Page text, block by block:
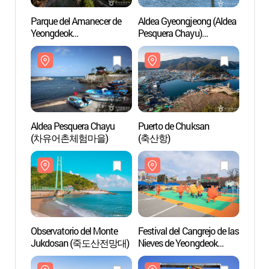
Parque del Amanecer de
Yeongdeok
(영덕해맞이공원)
Aldea Gyeongjeong (Aldea
Pesquera Chayu)
(경정마을
(차유어촌체험마을))
Aldea Pesquera Chayu
(차유어촌체험마을)
Puerto de Chuksan
(축산항)
Observatorio del Monte
Jukdosan (죽도산전망대)
Festival del Cangrejo de las
Nieves de Yeongdeok
(영덕대게축제)